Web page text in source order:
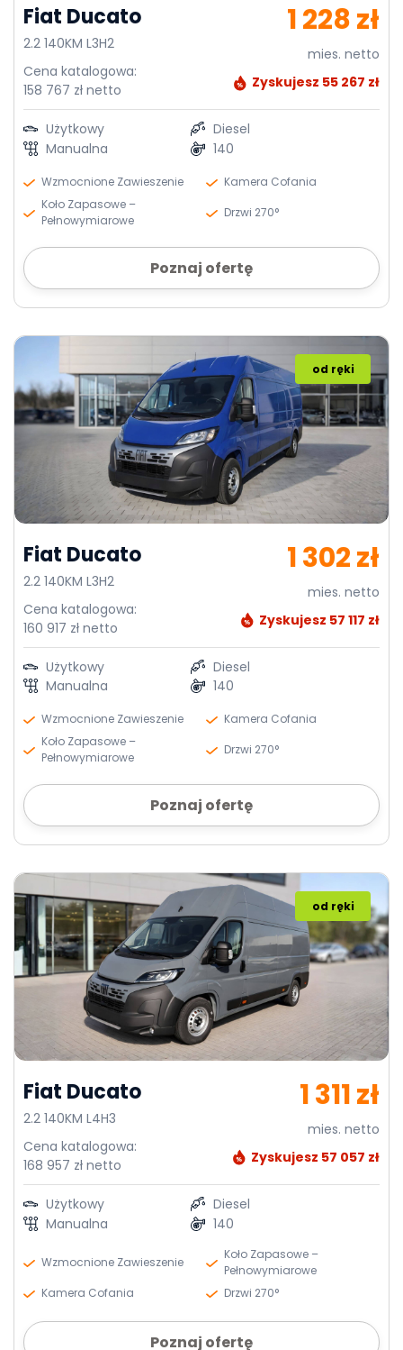
Fiat Ducato
2.2 140KM L3H2
Cena katalogowa:
158 767 zł netto
1 228 zł
mies. netto
Zyskujesz 55 267 zł
Użytkowy
Diesel
Manualna
140
Wzmocnione Zawieszenie
Kamera Cofania
Koło Zapasowe –
Pełnowymiarowe
Drzwi 270°
Poznaj ofertę
Fiat Ducato
2.2 140KM L3H2
Cena katalogowa:
160 917 zł netto
od ręki
1 302 zł
mies. netto
Zyskujesz 57 117 zł
Użytkowy
Diesel
Manualna
140
Wzmocnione Zawieszenie
Kamera Cofania
Koło Zapasowe –
Pełnowymiarowe
Drzwi 270°
Poznaj ofertę
Fiat Ducato
2.2 140KM L4H3
Cena katalogowa:
168 957 zł netto
od ręki
1 311 zł
mies. netto
Zyskujesz 57 057 zł
Użytkowy
Diesel
Manualna
140
Wzmocnione Zawieszenie
Koło Zapasowe –
Pełnowymiarowe
Kamera Cofania
Drzwi 270°
Poznaj ofertę